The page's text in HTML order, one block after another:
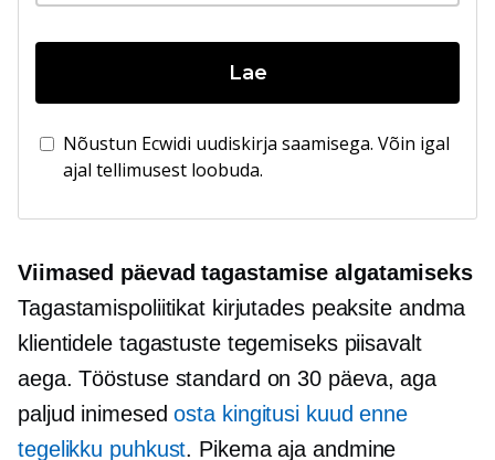
Lae
Nõustun Ecwidi uudiskirja saamisega. Võin igal
ajal tellimusest loobuda.
Viimased päevad tagastamise algatamiseks
Tagastamispoliitikat kirjutades peaksite andma
klientidele tagastuste tegemiseks piisavalt
aega. Tööstuse standard on30 päeva, aga
paljud inimesedosta kingitusi kuud enne
tegelikku puhkust. Pikema aja andmine